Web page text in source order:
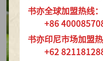
书亦全球加盟热线：
+86
书亦印尼市场加盟热
+62